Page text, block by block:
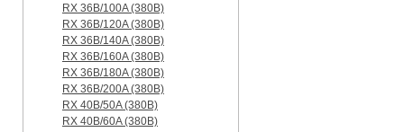
RX 36B/100A (380B)
RX 36B/120A (380B)
RX 36B/140A (380B)
RX 36B/160A (380B)
RX 36B/180A (380B)
RX 36B/200A (380B)
RX 40B/50A (380B)
RX 40B/60A (380B)